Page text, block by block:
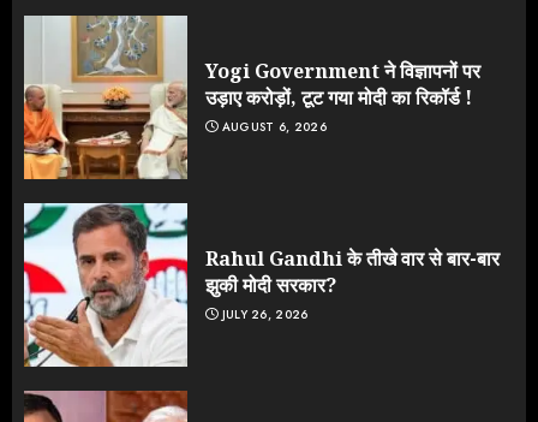
Yogi Government ने विज्ञापनों पर
उड़ाए करोड़ों, टूट गया मोदी का रिकॉर्ड !
AUGUST 6, 2026
Rahul Gandhi के तीखे वार से बार-बार
झुकी मोदी सरकार?
JULY 26, 2026